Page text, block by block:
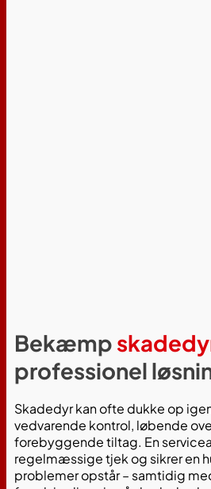
Bekæmp
professionel
Skadedyr kan ofte dukke op
vedvarende kontrol, løbende
forebyggende tiltag. En
regelmæssige tjek og sikrer en
problemer opstår – samtidig